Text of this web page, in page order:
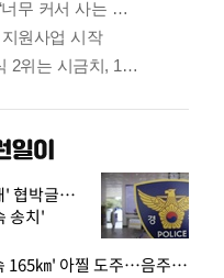
' 협박글…
송치'
· 정차 불응하고 '시속 165㎞' 아찔 도주…음주운전자 체포